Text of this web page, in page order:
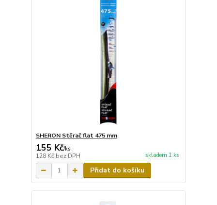
SHERON Stěrač flat 475 mm
155 Kč/ks
128 Kč bez DPH skladem 1 ks
Přidat do košíku